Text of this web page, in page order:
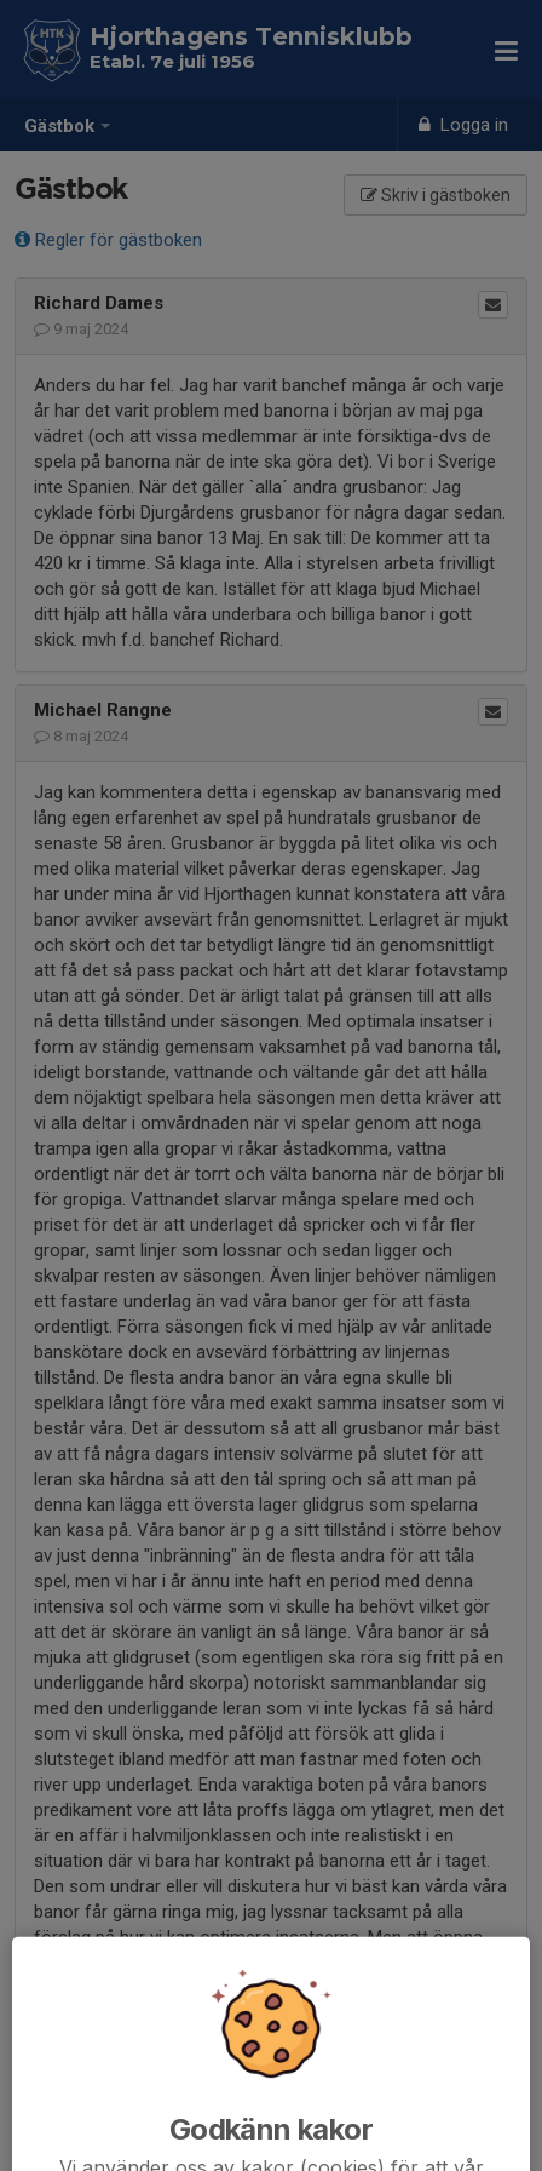
Gästbok Logga in
Hjorthagens Tennisklubb
Etabl. 7e juli 1956
Gästbok Skriv i gästboken
Regler för gästboken
Richard Dames
9 maj 2024
Anders du har fel. Jag har varit banchef många år och varje
år har det varit problem med banorna i början av maj pga
vädret (och att vissa medlemmar är inte försiktiga-dvs de
spela på banorna när de inte ska göra det). Vi bor i Sverige
inte Spanien. När det gäller `alla´ andra grusbanor: Jag
cyklade förbi Djurgårdens grusbanor för några dagar sedan.
De öppnar sina banor 13 Maj. En sak till: De kommer att ta
420 kr i timme. Så klaga inte. Alla i styrelsen arbeta frivilligt
och gör så gott de kan. Istället för att klaga bjud Michael
ditt hjälp att hålla våra underbara och billiga banor i gott
skick. mvh f.d. banchef Richard.
Michael Rangne
8 maj 2024
Jag kan kommentera detta i egenskap av banansvarig med
lång egen erfarenhet av spel på hundratals grusbanor de
senaste 58 åren. Grusbanor är byggda på litet olika vis och
med olika material vilket påverkar deras egenskaper. Jag
har under mina år vid Hjorthagen kunnat konstatera att våra
banor avviker avsevärt från genomsnittet. Lerlagret är mjukt
och skört och det tar betydligt längre tid än genomsnittligt
att få det så pass packat och hårt att det klarar fotavstamp
utan att gå sönder. Det är ärligt talat på gränsen till att alls
nå detta tillstånd under säsongen. Med optimala insatser i
form av ständig gemensam vaksamhet på vad banorna tål,
ideligt borstande, vattnande och vältande går det att hålla
dem nöjaktigt spelbara hela säsongen men detta kräver att
vi alla deltar i omvårdnaden när vi spelar genom att noga
trampa igen alla gropar vi råkar åstadkomma, vattna
ordentligt när det är torrt och välta banorna när de börjar bli
för gropiga. Vattnandet slarvar många spelare med och
priset för det är att underlaget då spricker och vi får fler
gropar, samt linjer som lossnar och sedan ligger och
skvalpar resten av säsongen. Även linjer behöver nämligen
ett fastare underlag än vad våra banor ger för att fästa
ordentligt. Förra säsongen fick vi med hjälp av vår anlitade
banskötare dock en avsevärd förbättring av linjernas
tillstånd. De flesta andra banor än våra egna skulle bli
spelklara långt före våra med exakt samma insatser som vi
består våra. Det är dessutom så att all grusbanor mår bäst
av att få några dagars intensiv solvärme på slutet för att
leran ska hårdna så att den tål spring och så att man på
denna kan lägga ett översta lager glidgrus som spelarna
kan kasa på. Våra banor är p g a sitt tillstånd i större behov
av just denna "inbränning" än de flesta andra för att tåla
spel, men vi har i år ännu inte haft en period med denna
intensiva sol och värme som vi skulle ha behövt vilket gör
att det är skörare än vanligt än så länge. Våra banor är så
mjuka att glidgruset (som egentligen ska röra sig fritt på en
underliggande hård skorpa) notoriskt sammanblandar sig
med den underliggande leran som vi inte lyckas få så hård
som vi skull önska, med påföljd att försök att glida i
slutsteget ibland medför att man fastnar med foten och
river upp underlaget. Enda varaktiga boten på våra banors
predikament vore att låta proffs lägga om ytlagret, men det
är en affär i halvmiljonklassen och inte realistiskt i en
situation där vi bara har kontrakt på banorna ett år i taget.
Den som undrar eller vill diskutera hur vi bäst kan vårda våra
banor får gärna ringa mig, jag lyssnar tacksamt på alla
förslag på hur vi kan optimera insatserna. Men att öppna
alternativ. Jag nås på 072-724 96 12. /Mvh, Michael
Hej! Det spelar ingen roll hur det varit tidigare år och vad
andra banor gör - bedömningen måste naturligtvis göras
Godkänn kakor